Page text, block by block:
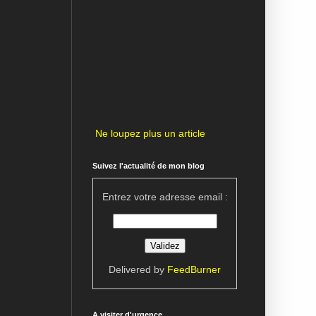
Ne loupez plus un article
Suivez l'actualité de mon blog
Entrez votre adresse email :
Delivered by FeedBurner